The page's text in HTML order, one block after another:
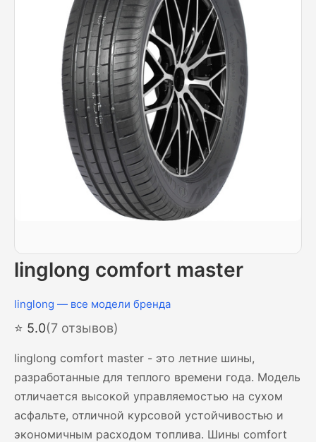
linglong comfort master
linglong — все модели бренда
⭐ 5.0(7 отзывов)
linglong comfort master - это летние шины,
разработанные для теплого времени года. Модель
отличается высокой управляемостью на сухом
асфальте, отличной курсовой устойчивостью и
экономичным расходом топлива. Шины comfort